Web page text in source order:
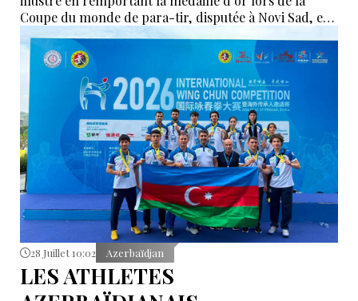
Coupe du monde de para-tir, disputée à Novi Sad, en
Serbie.
28 Juillet 10:02 Azerbaïdjan
LES ATHLETES